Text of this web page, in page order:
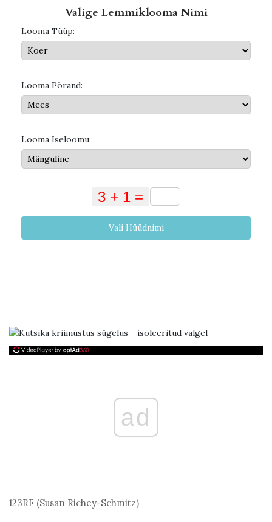
Valige Lemmiklooma Nimi
Looma Tüüp:
Looma Põrand:
Looma Iseloomu:
Vali Hüüdnimi
ad
123RF (Susan Richey-Schmitz)